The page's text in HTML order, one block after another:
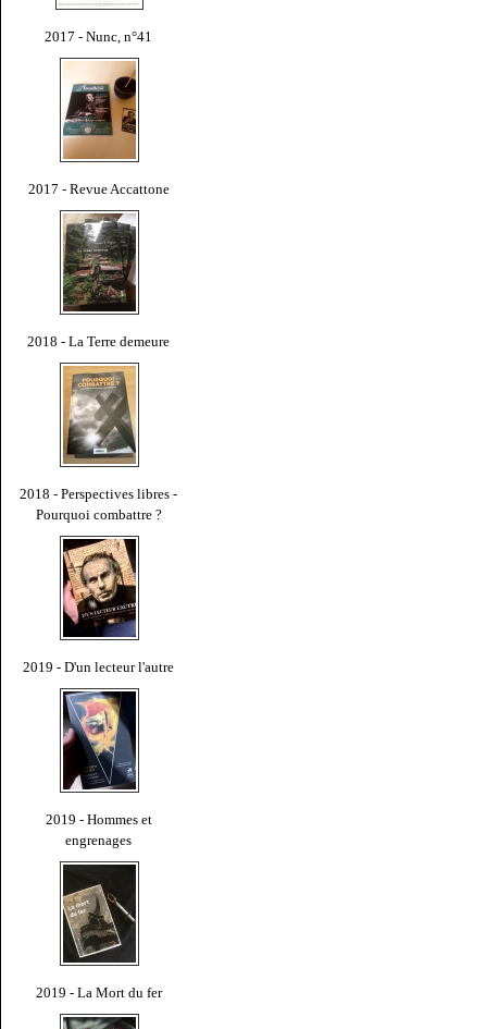
2017 - Nunc, n°41
2017 - Revue Accattone
2018 - La Terre demeure
2018 - Perspectives libres -
Pourquoi combattre ?
2019 - D'un lecteur l'autre
2019 - Hommes et
engrenages
2019 - La Mort du fer